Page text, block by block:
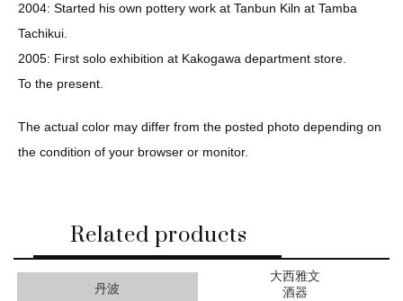
2004: Started his own pottery work at Tanbun Kiln at Tamba
Tachikui.
2005: First solo exhibition at Kakogawa department store.
To the present.
The actual color may differ from the posted photo depending on
the condition of your browser or monitor.
Related products
丹波
大西雅文
酒器